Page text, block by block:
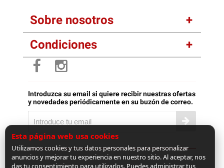
Sobre nosotros
Condiciones
Introduzca su email si quiere recibir nuestras ofertas
y novedades periódicamente en su buzón de correo.
Esta página web usa cookies
Utilizamos cookies y tus datos personales para personalizar
anuncios y mejorar tu experiencia en nuestro sitio. Al aceptar, nos
das tu consentimiento para utilizarlos. Puedes administrar tus